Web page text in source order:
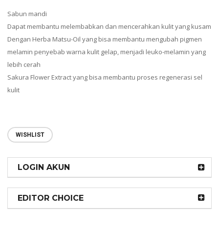
Sabun mandi
Dapat membantu melembabkan dan mencerahkan kulit yang kusam
Dengan Herba Matsu-Oil yang bisa membantu mengubah pigmen
melamin penyebab warna kulit gelap, menjadi leuko-melamin yang
lebih cerah
Sakura Flower Extract yang bisa membantu proses regenerasi sel
kulit
WISHLIST
LOGIN AKUN
EDITOR CHOICE